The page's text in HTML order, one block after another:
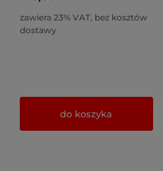
zawiera 23% VAT, bez kosztów
dostawy
do koszyka